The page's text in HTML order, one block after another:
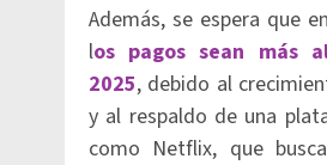
Además, se espera que
los pagos sean más
2025, debido al
y al respaldo de una
como Netflix, que